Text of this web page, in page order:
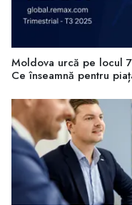
Moldova urcă pe locul
Ce înseamnă pentru